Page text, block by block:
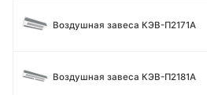
Воздушная завеса КЭВ-П2171A
Воздушная завеса КЭВ-П2181A